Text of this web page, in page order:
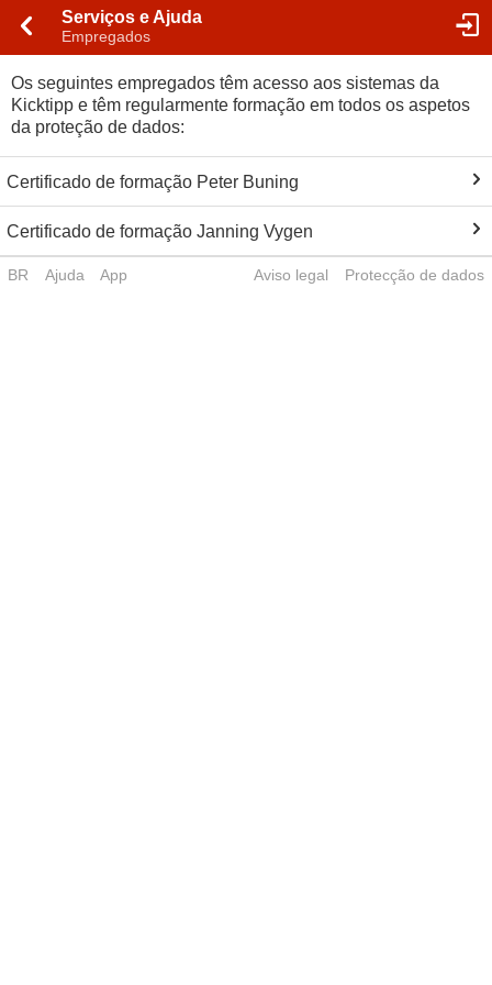
Serviços e Ajuda
Empregados
Os seguintes empregados têm acesso aos sistemas da
Kicktipp e têm regularmente formação em todos os aspetos
da proteção de dados:
Certificado de formação Peter Buning
Certificado de formação Janning Vygen
BR Ajuda App Aviso legal Protecção de dados